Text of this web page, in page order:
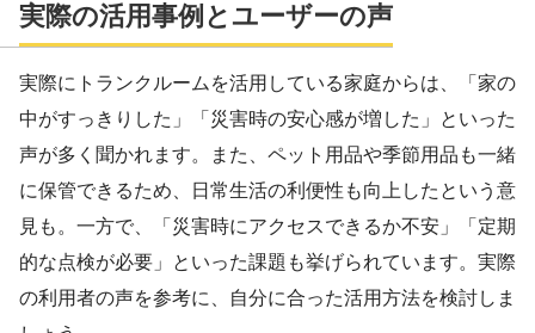
実際の活用事例とユーザーの声
実際にトランクルームを活用している家庭からは、「家の
中がすっきりした」「災害時の安心感が増した」といった
声が多く聞かれます。また、ペット用品や季節用品も一緒
に保管できるため、日常生活の利便性も向上したという意
見も。一方で、「災害時にアクセスできるか不安」「定期
的な点検が必要」といった課題も挙げられています。実際
の利用者の声を参考に、自分に合った活用方法を検討しま